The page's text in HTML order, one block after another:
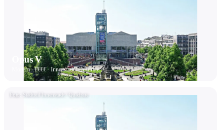
Opus V
Modern · €€€€ · Innenstadt / Quadrate
Foto: Stadtteil Innenstadt / Quadrate